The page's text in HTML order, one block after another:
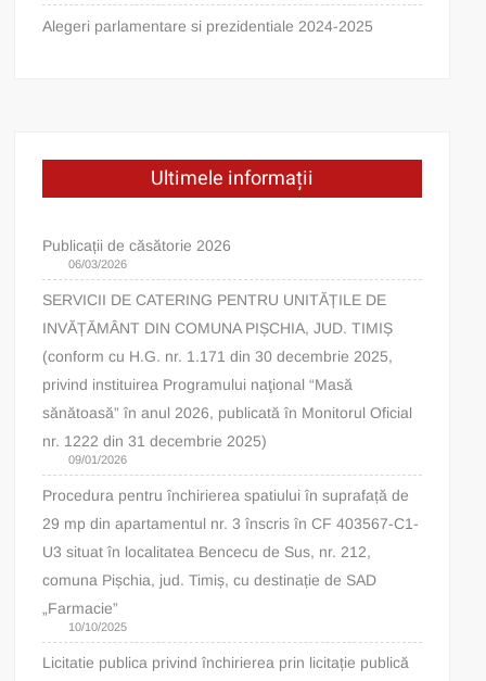
Alegeri parlamentare si prezidentiale 2024-2025
Ultimele informații
Publicații de căsătorie 2026
06/03/2026
SERVICII DE CATERING PENTRU UNITĂȚILE DE
INVĂȚĂMÂNT DIN COMUNA PIȘCHIA, JUD. TIMIȘ
(conform cu H.G. nr. 1.171 din 30 decembrie 2025,
privind instituirea Programului naţional “Masă
sănătoasă” în anul 2026, publicată în Monitorul Oficial
nr. 1222 din 31 decembrie 2025)
09/01/2026
Procedura pentru închirierea spatiului în suprafață de
29 mp din apartamentul nr. 3 înscris în CF 403567-C1-
U3 situat în localitatea Bencecu de Sus, nr. 212,
comuna Pișchia, jud. Timiș, cu destinație de SAD
„Farmacie”
10/10/2025
Licitatie publica privind închirierea prin licitație publică